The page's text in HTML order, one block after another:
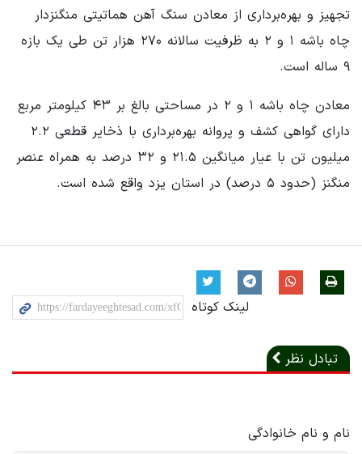
تجهیز و بهره‌برداری از معادن سنگ آهن هماتیتی منگنزدار
چاه باشه ۱ و ۲ به ظرفیت سالانه ۲۷۰ هزار تن طی یک بازه
۹ ساله است.
معادن چاه باشه ۱ و ۲ در مساحتی بالغ بر ۴۳ کیلومتر مربع
دارای گواهی کشف و پروانه بهره‌برداری با ذخایر قطعی ۲.۲
میلیون تن با عیار میانگین ۲۱.۵ و ۳۲ درصد به همراه عنصر
منگنز (حدود ۵ درصد) در استان یزد واقع شده است.
لینک کوتاه
تبادل نظر
نام و نام خانوادگی